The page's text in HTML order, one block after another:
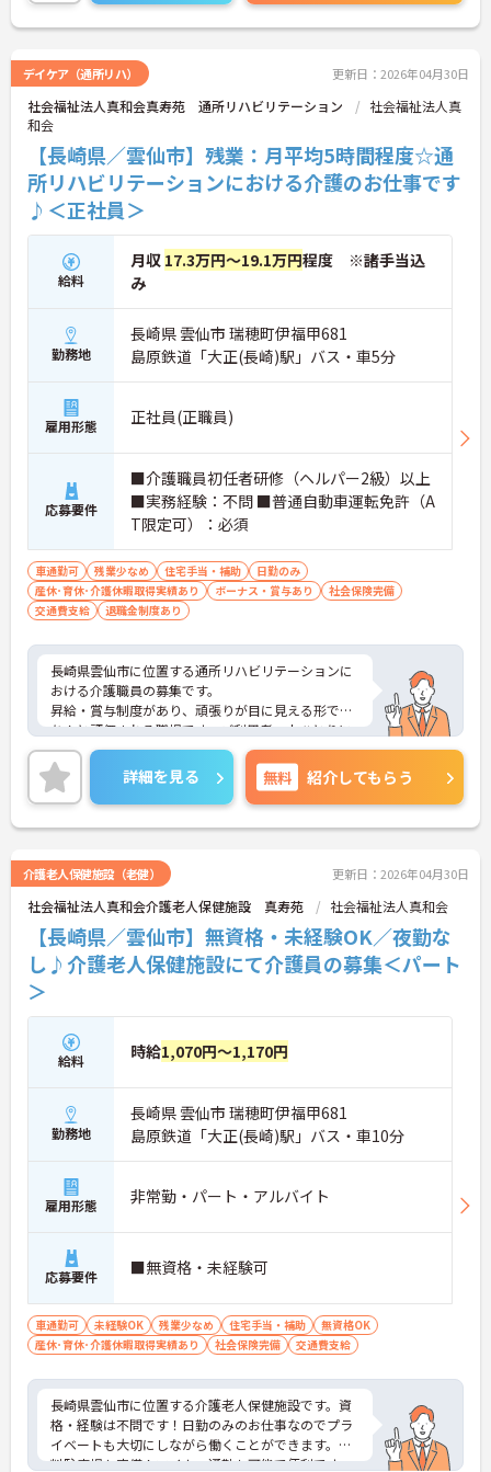
デイケア（通所リハ） 更新日：2026年04月30日
社会福祉法人真和会真寿苑 通所リハビリテーション
社会福祉法人真
和会
【長崎県／雲仙市】残業：月平均5時間程度☆通
所リハビリテーションにおける介護のお仕事です
♪＜正社員＞
給料
月収 17.3万円～19.1万円程度 ※諸手当込
み
勤務地
長崎県 雲仙市 瑞穂町伊福甲681
島原鉄道「大正(長崎)駅」バス・車5分
雇用形態 正社員(正職員)
応募要件
■介護職員初任者研修（ヘルパー2級）以上
■実務経験：不問 ■普通自動車運転免許（A
T限定可）：必須
車通勤可 残業少なめ 住宅手当・補助
日勤のみ
産休･育休･介護休暇取得実績あり
ボーナス・賞与あり
社会保険完備
交通費支給
退職金制度あり
長崎県雲仙市に位置する通所リハビリテーションに
おける介護職員の募集です。
昇給・賞与制度があり、頑張りが目に見える形でき
ちんと評価される職場です。ご利用者一人ひとりに
寄り添って、その方に合わせたサービスの提供を行
っていただける方を募集しています。
ご興味のある方には、面接対策ポイントなど、さら
に詳細をご案内しますのでお気軽にご相談くださ
い！
詳細を見る 無料 紹介してもらう
介護老人保健施設（老健） 更新日：2026年04月30日
社会福祉法人真和会介護老人保健施設 真寿苑 社会福祉法人真和会
【長崎県／雲仙市】無資格・未経験OK／夜勤な
し♪介護老人保健施設にて介護員の募集＜パート
＞
給料 時給1,070円～1,170円
勤務地
長崎県 雲仙市 瑞穂町伊福甲681
島原鉄道「大正(長崎)駅」バス・車10分
雇用形態 非常勤・パート・アルバイト
応募要件 ■無資格・未経験可
車通勤可 未経験OK 残業少なめ 住宅手当・補助
無資格OK
産休･育休･介護休暇取得実績あり
社会保険完備 交通費支給
長崎県雲仙市に位置する介護老人保健施設です。資
格・経験は不問です！日勤のみのお仕事なのでプラ
イベートも大切にしながら働くことができます。無
料駐車場も完備！マイカー通勤も可能で便利です。